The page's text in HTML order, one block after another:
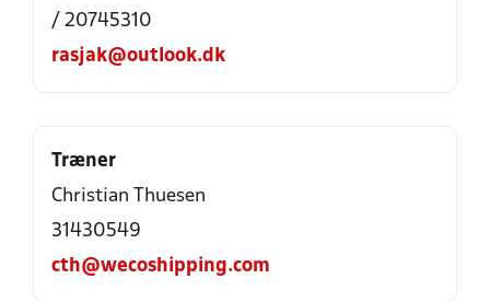
/ 20745310
rasjak@outlook.dk
Træner
Christian Thuesen
31430549
cth@wecoshipping.com